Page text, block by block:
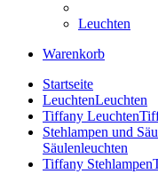
Leuchten
Warenkorb
Startseite
LeuchtenLeuchten
Tiffany Leuchten
Stehlampen und
Säulenleuchten
Tiffany Stehlampen